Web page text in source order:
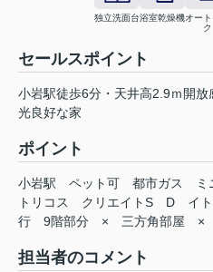
独立洗面台浴室乾燥機オー
ク
セールスポイント
小岩駅徒歩6分・天井高2.9ｍ開
光良好な家
ポイント
小岩駅 ペット可 都市ガス
トリコス
クリエイトS D イ
行
9階部分 × 三方角部屋 ×
担当者のコメント